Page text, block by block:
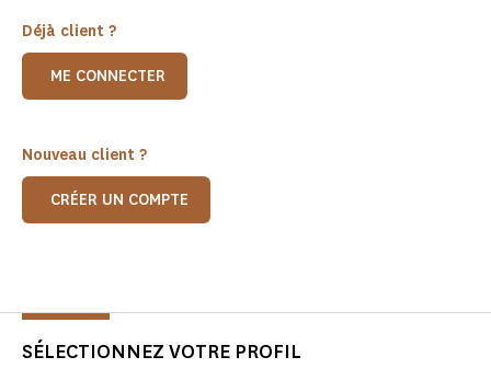
Déjà client ?
ME CONNECTER
Nouveau client ?
CRÉER UN COMPTE
SÉLECTIONNEZ VOTRE PROFIL